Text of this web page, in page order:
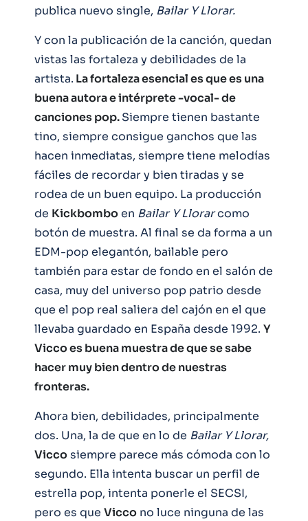
publica nuevo single, Bailar Y Llorar.
Y con la publicación de la canción, quedan
vistas las fortaleza y debilidades de la
artista. La fortaleza esencial es que es una
buena autora e intérprete -vocal- de
canciones pop.Siempre tienen bastante
tino, siempre consigue ganchos que las
hacen inmediatas, siempre tiene melodías
fáciles de recordar y bien tiradas y se
rodea de un buen equipo. La producción
de Kickbomboen Bailar Y Llorarcomo
botón de muestra. Al final se da forma a un
EDM-pop elegantón, bailable pero
también para estar de fondo en el salón de
casa, muy del universo pop patrio desde
que el pop real saliera del cajón en el que
llevaba guardado en España desde 1992. Y
Vicco es buena muestra de que se sabe
hacer muy bien dentro de nuestras
fronteras.
Ahora bien, debilidades, principalmente
dos. Una, la de que en lo de Bailar Y Llorar,
Viccosiempre parece más cómoda con lo
segundo. Ella intenta buscar un perfil de
estrella pop, intenta ponerle el SECSI,
pero es que Vicco no luce ninguna de las